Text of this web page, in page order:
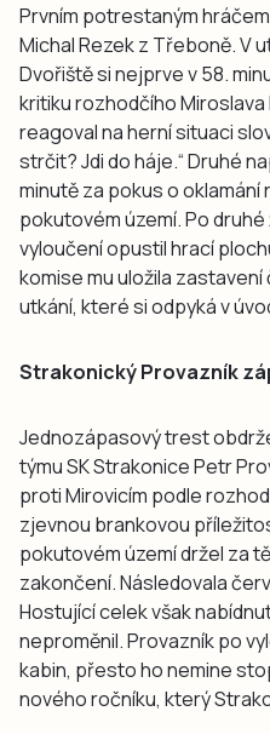
Prvním potrestaným
Michal Rezek z Třeboně. V
Dvořiště si nejprve v 58.
kritiku rozhodčího
reagoval na herní situaci
strčit? Jdi do háje.“ Druhé
minutě za pokus o
pokutovém území. Po
vyloučení opustil hrací
komise mu uložila
utkání, které si odpyká v
Strakonický Provazník
Jednozápasový trest
týmu SK Strakonice Petr
proti Mirovicím podle
zjevnou brankovou
pokutovém území držel za
zakončení. Následovala
Hostující celek však
neproměnil. Provazník po
kabin, přesto ho nemine
nového ročníku, který